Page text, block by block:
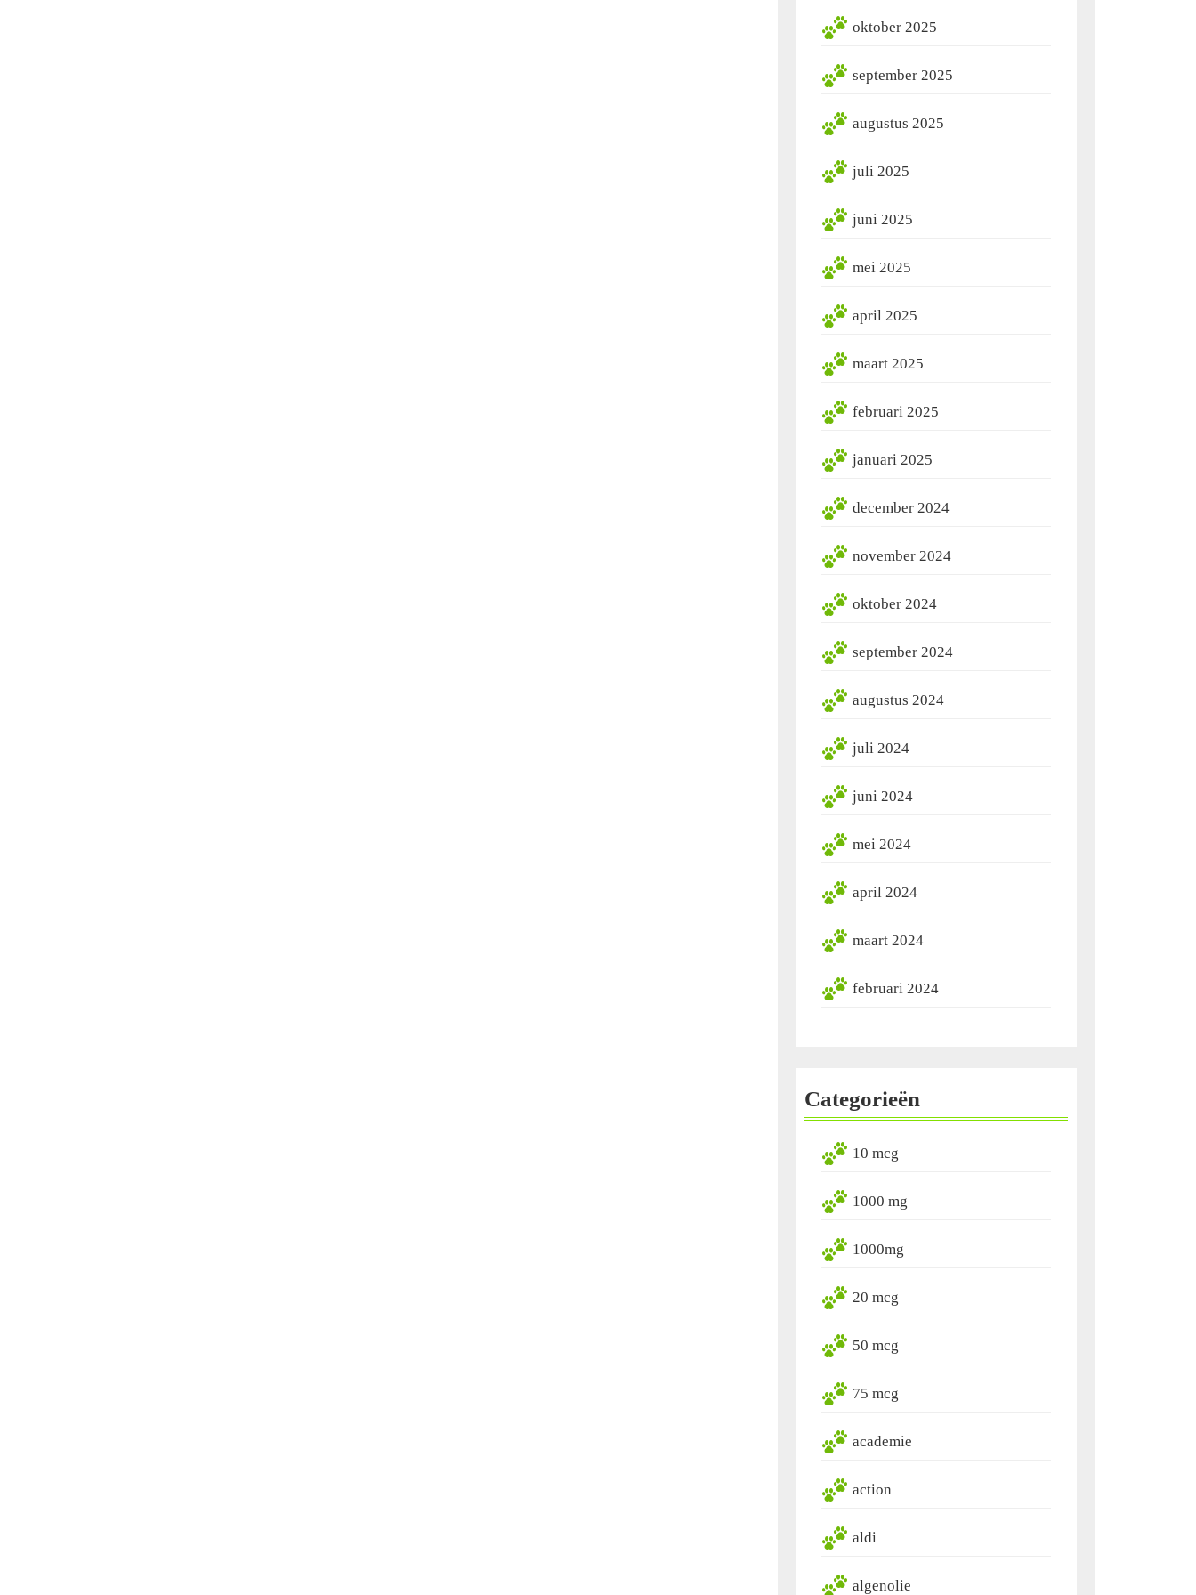
oktober 2025
september 2025
augustus 2025
juli 2025
juni 2025
mei 2025
april 2025
maart 2025
februari 2025
januari 2025
december 2024
november 2024
oktober 2024
september 2024
augustus 2024
juli 2024
juni 2024
mei 2024
april 2024
maart 2024
februari 2024
Categorieën
10 mcg
1000 mg
1000mg
20 mcg
50 mcg
75 mcg
academie
action
aldi
algenolie